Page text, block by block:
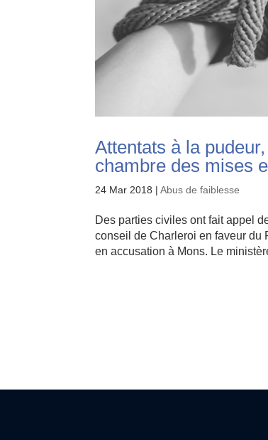
Attentats à la
chambre des mises
24 Mar 2018 |Abus de faiblesse
Des parties civiles ont fait appel
conseil de Charleroi en faveur du
en accusation à Mons. Le